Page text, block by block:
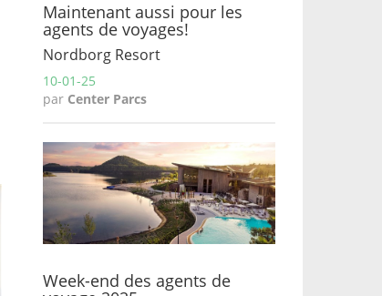
Maintenant aussi pour les
agents de voyages!
Nordborg Resort
10-01-25
par Center Parcs
Week-end des agents de